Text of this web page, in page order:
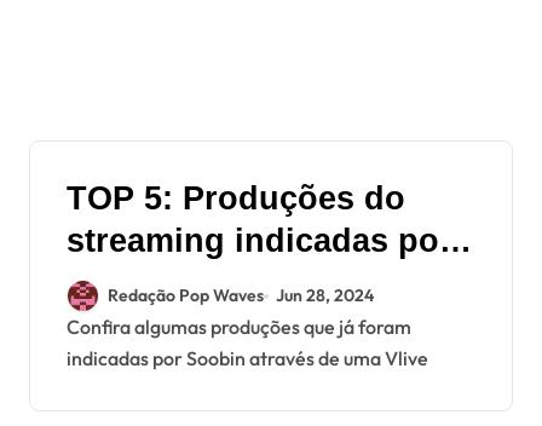
TOP 5: Produções do
streaming indicadas por
Soobin do TXT
Redação Pop Waves Jun 28, 2024
Confira algumas produções que já foram
indicadas por Soobin através de uma Vlive